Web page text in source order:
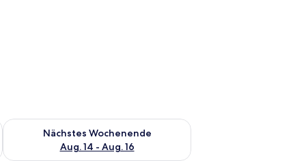
Aug. 7 - Aug. 9.
Nächstes Wochenende
Aug. 14 - Aug. 16
Überprüfe die Verfügbarkeit für nächstes Wochenende, Aug.